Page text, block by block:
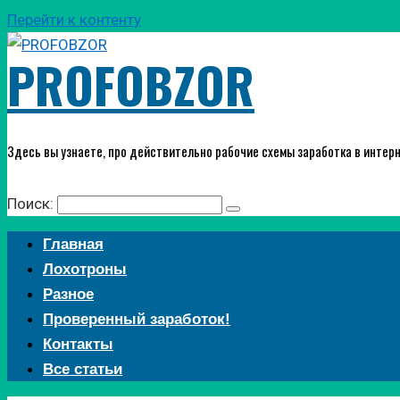
Перейти к контенту
PROFOBZOR
Здесь вы узнаете, про действительно рабочие схемы заработка в
Поиск:
Главная
Лохотроны
Разное
Проверенный заработок!
Контакты
Все статьи